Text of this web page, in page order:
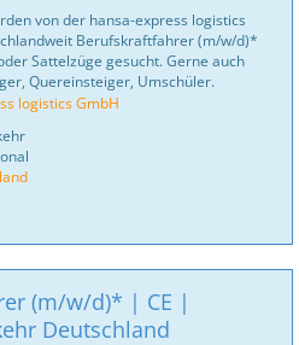
von der hansa-express logistics
Berufskraftfahrer (m/w/d)*
Sattelzüge gesucht. Gerne auch
Quereinsteiger, Umschüler.
logistics GmbH
(m/w/d)* | CE |
Deutschland